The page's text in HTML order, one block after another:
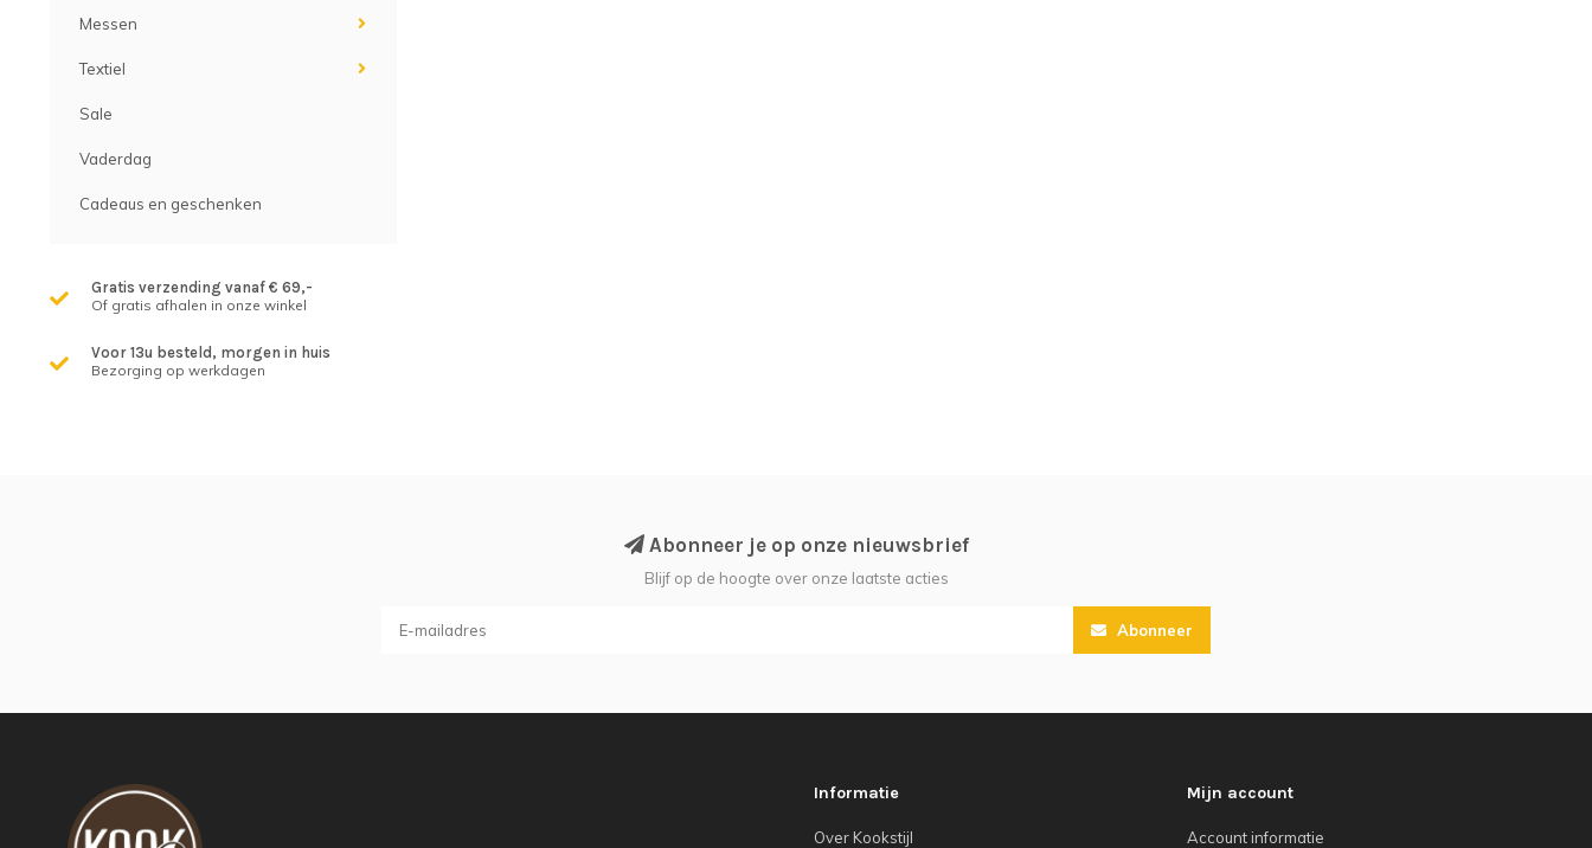
Messen
Textiel
Sale
Vaderdag
Cadeaus en geschenken
Gratis verzending vanaf € 69,-
Of gratis afhalen in onze winkel
Voor 13u besteld, morgen in huis
Bezorging op werkdagen
Abonneer je op onze nieuwsbrief
Blijf op de hoogte over onze laatste acties
Abonneer
Informatie
Over Kookstijl
Mijn account
Account informatie